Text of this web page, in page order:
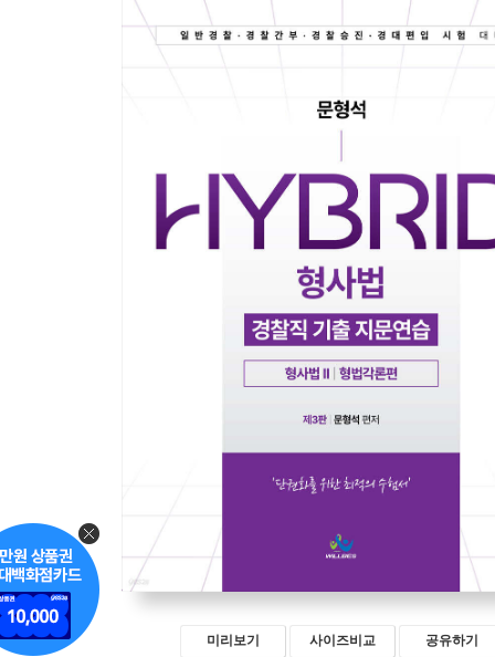
미리보기 사이즈비교 공유하기